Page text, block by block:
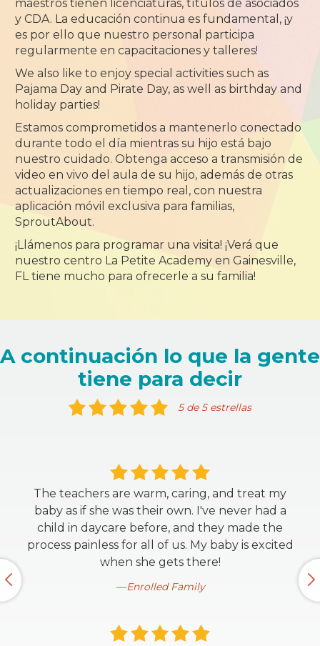
maestros tienen licenciaturas, títulos de asociados
y CDA. La educación continua es fundamental, ¡y
es por ello que nuestro personal participa
regularmente en capacitaciones y talleres!
We also like to enjoy special activities such as
Pajama Day and Pirate Day, as well as birthday and
holiday parties!
Estamos comprometidos a mantenerlo conectado
durante todo el día mientras su hijo está bajo
nuestro cuidado. Obtenga acceso a transmisión de
video en vivo del aula de su hijo, además de otras
actualizaciones en tiempo real, con nuestra
aplicación móvil exclusiva para familias,
SproutAbout.
¡Llámenos para programar una visita! ¡Verá que
nuestro centro La Petite Academy en Gainesville,
FL tiene mucho para ofrecerle a su familia!
A continuación lo que la gente
tiene para decir
5 de 5 estrellas
The teachers are warm, caring, and treat my
baby as if she was their own. I've never had a
child in daycare before, and they made the
process painless for all of us. My baby is excited
when she gets there!
Enrolled Family